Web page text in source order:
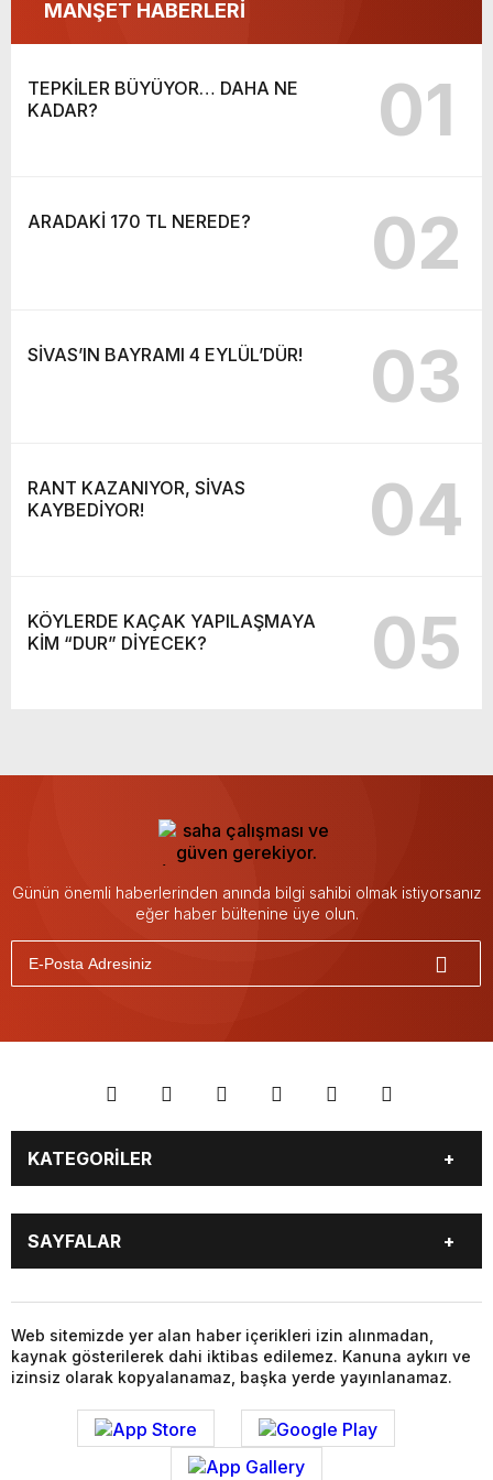
MANŞET HABERLERİ
TEPKİLER BÜYÜYOR… DAHA NE
KADAR?
01
ARADAKİ 170 TL NEREDE? 02
SİVAS’IN BAYRAMI 4 EYLÜL’DÜR! 03
RANT KAZANIYOR, SİVAS
KAYBEDİYOR!
04
KÖYLERDE KAÇAK YAPILAŞMAYA
KİM “DUR” DİYECEK?
05
Günün önemli haberlerinden anında bilgi sahibi olmak istiyorsanız
eğer haber bültenine üye olun.
KATEGORİLER
BİYOGRAFİLER
DÜNYA
EĞİTİM
FOTO GALERİ
Genel
GÜNDEM
KÜLTÜR SANAT
MAGAZİN
SAĞLIK
SİYASET
SPOR
VİZYONDAKİLER
YAŞAM
SAYFALAR
EĞİTİM
EKONOMİ
FOTO GALERİ
Genel
GÜNDEM
KÜLTÜR SANAT
MAGAZİN
SAĞLIK
SİYASET
SPOR
Web sitemizde yer alan haber içerikleri izin alınmadan,
kaynak gösterilerek dahi iktibas edilemez. Kanuna aykırı ve
izinsiz olarak kopyalanamaz, başka yerde yayınlanamaz.